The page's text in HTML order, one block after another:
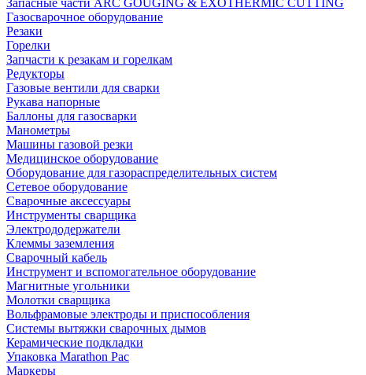
Запасные части ARC GOUGING & EXOTHERMIC CUTTING
Газосварочное оборудование
Резаки
Горелки
Запчасти к резакам и горелкам
Редукторы
Газовые вентили для сварки
Рукава напорные
Баллоны для газосварки
Манометры
Машины газовой резки
Медицинское оборудование
Оборудование для газораспределительных систем
Сетевое оборудование
Сварочные аксессуары
Инструменты сварщика
Электрододержатели
Клеммы заземления
Сварочный кабель
Инструмент и вспомогательное оборудование
Магнитные угольники
Молотки сварщика
Вольфрамовые электроды и приспособления
Системы вытяжки сварочных дымов
Керамические подкладки
Упаковка Marathon Pac
Маркеры